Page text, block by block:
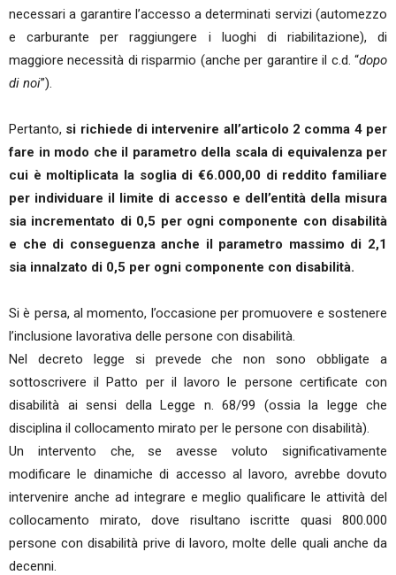
necessari a garantire l’accesso a determinati servizi (automezzo
e carburante per raggiungere i luoghi di riabilitazione), di
maggiore necessità di risparmio (anche per garantire il c.d. “dopo
di noi”).
Pertanto, si richiede di intervenire all’articolo 2 comma 4 per
fare in modo che il parametro della scala di equivalenza per
cui è moltiplicata la soglia di €6.000,00 di reddito familiare
per individuare il limite di accesso e dell’entità della misura
sia incrementato di 0,5 per ogni componente con disabilità
e che di conseguenza anche il parametro massimo di 2,1
sia innalzato di 0,5 per ogni componente con disabilità.
Si è persa, al momento, l’occasione per promuovere e sostenere
l’inclusione lavorativa delle persone con disabilità.
Nel decreto legge si prevede che non sono obbligate a
sottoscrivere il Patto per il lavoro le persone certificate con
disabilità ai sensi della Legge n. 68/99 (ossia la legge che
disciplina il collocamento mirato per le persone con disabilità).
Un intervento che, se avesse voluto significativamente
modificare le dinamiche di accesso al lavoro, avrebbe dovuto
intervenire anche ad integrare e meglio qualificare le attività del
collocamento mirato, dove risultano iscritte quasi 800.000
persone con disabilità prive di lavoro, molte delle quali anche da
decenni.